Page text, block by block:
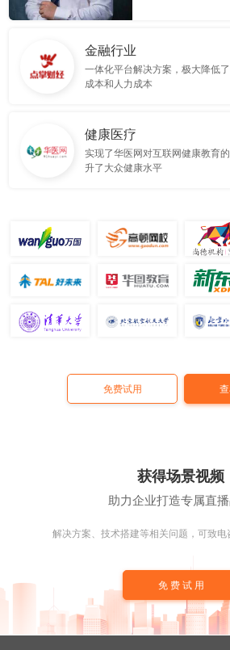
金融行业
一体化平台解决方案，极大降低
成本和人力成本
健康医疗
实现了华医网对互联网健康教育
升了大众健康水平
免费试用
获得场景视频
助力企业打造专属直
解决方案、技术搭建等相关问题，可致
免费试用